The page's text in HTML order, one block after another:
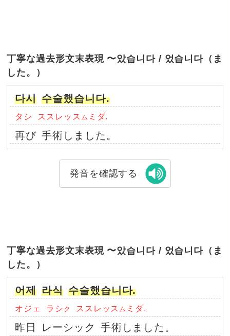
丁寧な過去形文末表現 〜았습니다 / 었습니다（ま
した。）
다시 수술했습니다.
タシ ススレッス ム ミダ.
再び 手術しました。
発音を確認する
丁寧な過去形文末表現 〜았습니다 / 었습니다（ま
した。）
어제 라식 수술했습니다.
オジェ ラシ ク ススレッス ム ミダ.
昨日 レーシック 手術しました。